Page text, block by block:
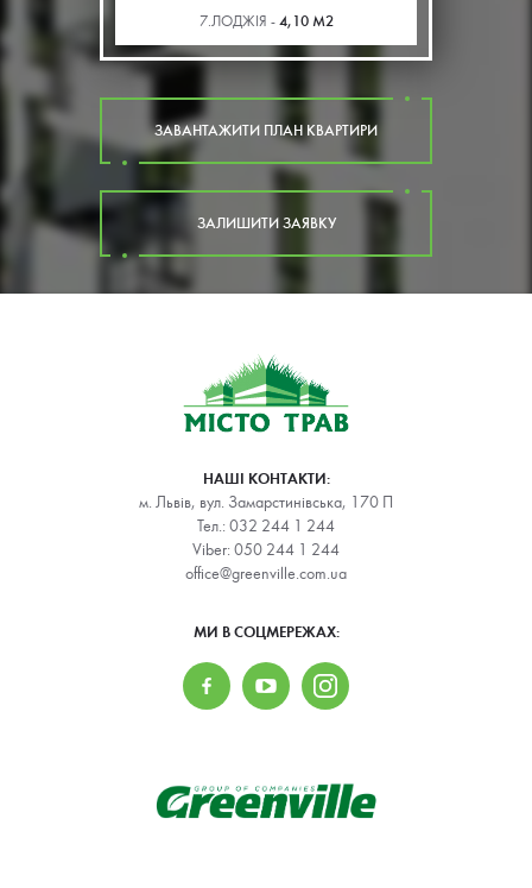
7.ЛОДЖІЯ - 4,10 М2
ЗАВАНТАЖИТИ ПЛАН КВАРТИРИ
ЗАЛИШИТИ ЗАЯВКУ
НАШІ КОНТАКТИ:
м. Львів, вул. Замарстинівська, 170 П
Тел.: 032 244 1 244
Viber: 050 244 1 244
office@greenville.com.ua
МИ В СОЦМЕРЕЖАХ: